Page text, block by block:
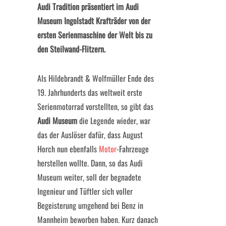
Audi Tradition präsentiert im Audi
Museum Ingolstadt Krafträder von der
ersten Serienmaschine der Welt bis zu
den Steilwand-Flitzern.
Als Hildebrandt & Wolfmüller Ende des
19. Jahrhunderts das weltweit erste
Serienmotorrad vorstellten, so gibt das
Audi Museumdie Legende wieder, war
das der Auslöser dafür, dass August
Horch nun ebenfalls Motor-Fahrzeuge
herstellen wollte. Dann, so das Audi
Museum weiter, soll der begnadete
Ingenieur und Tüftler sich voller
Begeisterung umgehend bei Benz in
Mannheim beworben haben. Kurz danach